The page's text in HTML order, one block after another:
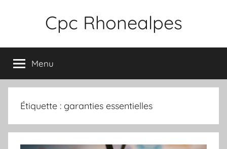
Cpc Rhonealpes
Menu
Étiquette : garanties essentielles